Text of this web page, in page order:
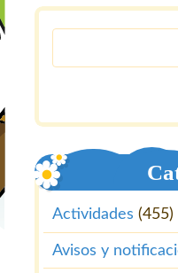
Actividades (455)
Avisos y